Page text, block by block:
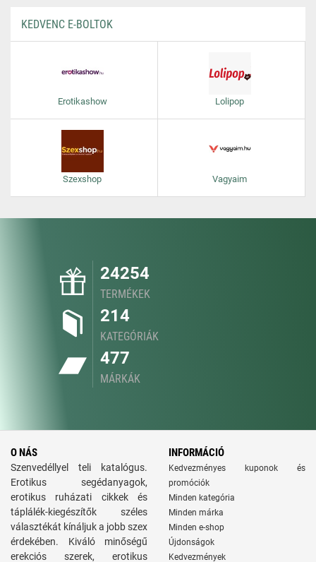
KEDVENC E-BOLTOK
Erotikashow Lolipop
Szexshop Vagyaim
24254
TERMÉKEK
214
KATEGÓRIÁK
477
MÁRKÁK
O NÁS
Szenvedéllyel teli katalógus.
Erotikus segédanyagok,
erotikus ruházati cikkek és
táplálék-kiegészítők széles
választékát kínáljuk a jobb szex
érdekében. Kiváló minőségű
erekciós szerek, erotikus
INFORMÁCIÓ
Kedvezményes kuponok és
promóciók
Minden kategória
Minden márka
Minden e-shop
Újdonságok
Kedvezmények